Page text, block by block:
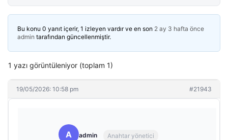
Bu konu 0 yanıt içerir, 1 izleyen vardır ve en son 2 ay 3 hafta önce
admin tarafından güncellenmiştir.
1 yazı görüntüleniyor (toplam 1)
19/05/2026: 10:58 pm #21943
A admin Anahtar yönetici